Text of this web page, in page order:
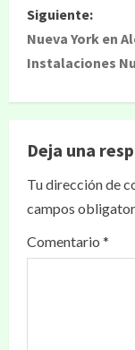
Siguiente:
Nueva York en
Instalaciones
Deja una
Tu dirección de
campos
Comentario *